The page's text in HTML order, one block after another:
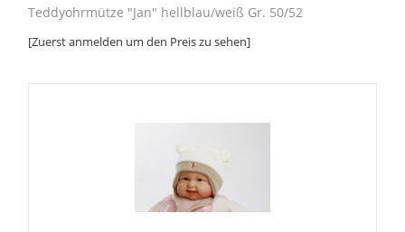
Teddyohrmütze "Jan" hellblau/weiß Gr. 50/52
[Zuerst anmelden um den Preis zu sehen]